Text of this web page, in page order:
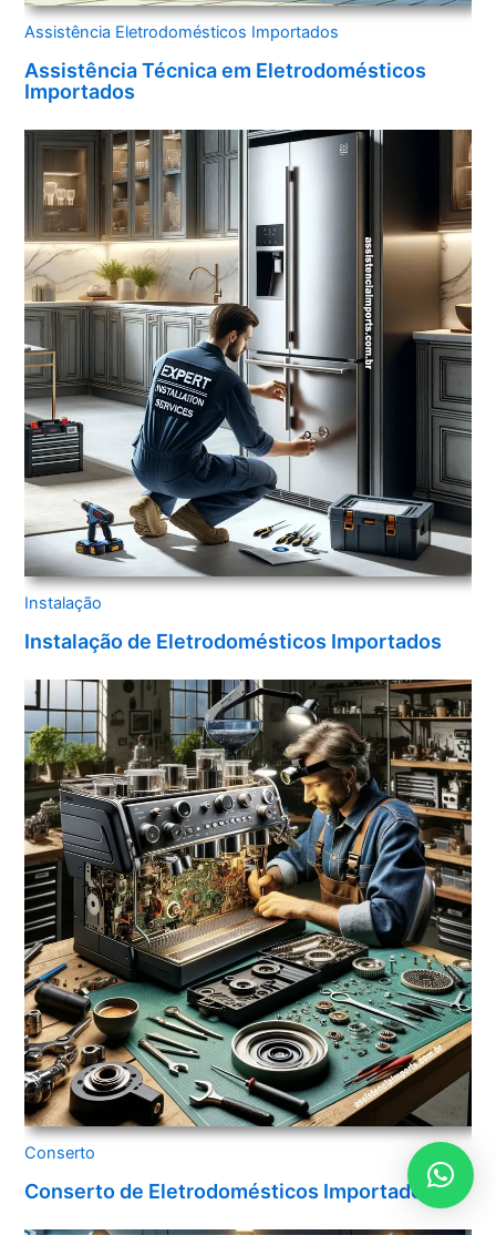
Assistência Eletrodomésticos Importados
Assistência Técnica em Eletrodomésticos
Importados
Instalação
Instalação de Eletrodomésticos Importados
Conserto
Conserto de Eletrodomésticos Importados